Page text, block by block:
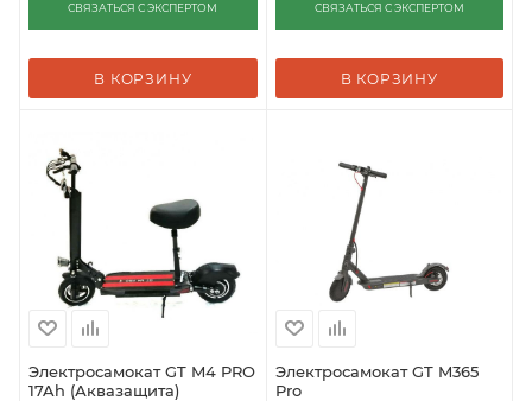
СВЯЗАТЬСЯ С ЭКСПЕРТОМ
В КОРЗИНУ
СВЯЗАТЬСЯ С ЭКСПЕРТОМ
В КОРЗИНУ
Электросамокат GT M4 PRO
17Ah (Аквазащита)
Электросамокат GT M365
Pro